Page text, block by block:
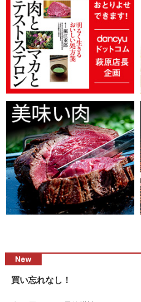
買い忘れなし！